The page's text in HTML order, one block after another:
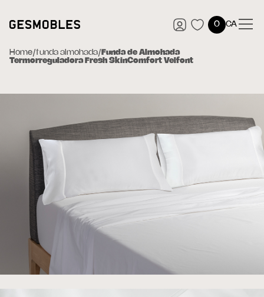
0 CA
Home/funda almohada/ Funda de Almohada
Termorreguladora Fresh SkinComfort Velfont